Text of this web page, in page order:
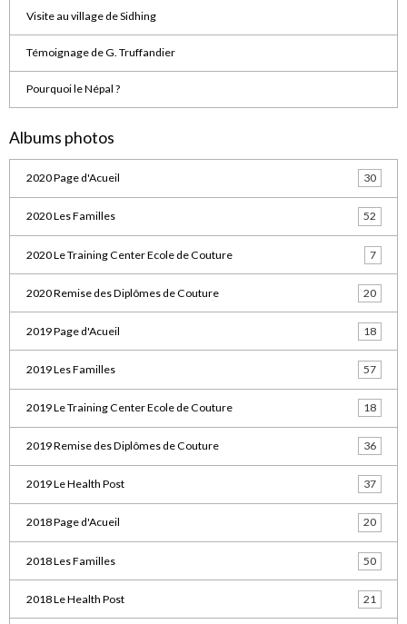
Visite au village de Sidhing
Témoignage de G. Truffandier
Pourquoi le Népal ?
Albums photos
2020 Page d'Acueil 30
2020 Les Familles 52
2020 Le Training Center Ecole de Couture 7
2020 Remise des Diplômes de Couture 20
2019 Page d'Acueil 18
2019 Les Familles 57
2019 Le Training Center Ecole de Couture 18
2019 Remise des Diplômes de Couture 36
2019 Le Health Post 37
2018 Page d'Acueil 20
2018 Les Familles 50
2018 Le Health Post 21